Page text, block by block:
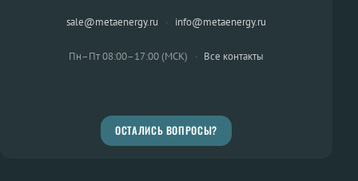
sale@metaenergy.ru · info@metaenergy.ru
Пн–Пт 08:00–17:00 (МСК) · Все контакты
ОСТАЛИСЬ ВОПРОСЫ?